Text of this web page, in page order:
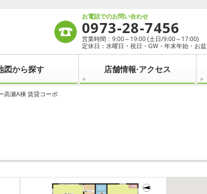
お電話でのお問い合わせ
0973-28-7456
営業時間：9:00～19:00 (土日/9:00～17:00)
定休日：水曜日・祝日・GW・年末年始・お盆
図から探す 店舗情報·アクセス
高瀬A棟 賃貸コーポ